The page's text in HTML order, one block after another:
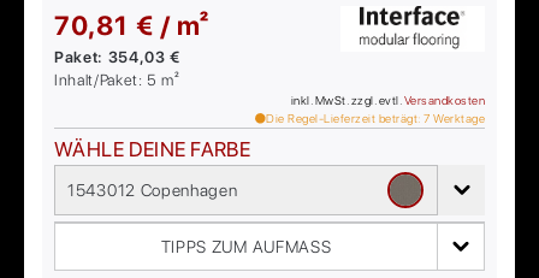
70,81 € / m²
Paket: 354,03 €
Inhalt/Paket: 5 m²
inkl. MwSt. zzgl. evtl. Versandkosten
Die Regel-Lieferzeit beträgt: 7 Werktage
WÄHLE DEINE FARBE
1543012 Copenhagen
TIPPS ZUM AUFMASS